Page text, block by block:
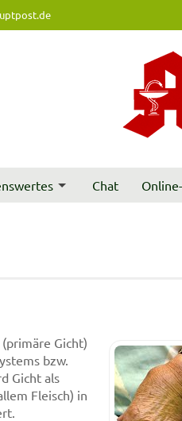
Chat
Gicht)
bzw.
Gicht als
Fleisch) in